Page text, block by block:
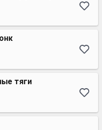
тяги